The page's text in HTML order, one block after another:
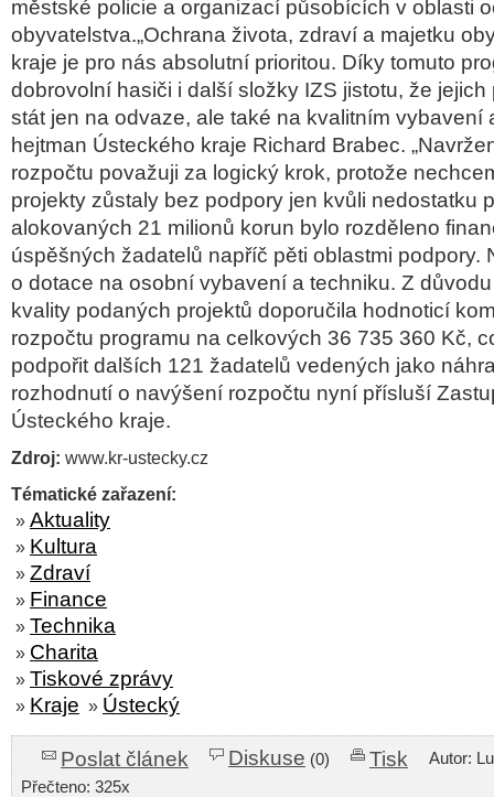
městské policie a organizací působících v oblasti
obyvatelstva.„Ochrana života, zdraví a majetku
kraje je pro nás absolutní prioritou. Díky tomuto
dobrovolní hasiči i další složky IZS jistotu, že
stát jen na odvaze, ale také na kvalitním vybavení
hejtman Ústeckého kraje Richard Brabec.
rozpočtu považuji za logický krok, protože
projekty zůstaly bez podpory jen kvůli nedostatku
alokovaných 21 milionů korun bylo rozděleno
úspěšných žadatelů napříč pěti oblastmi podpory.
o dotace na osobní vybavení a techniku. Z
kvality podaných projektů doporučila hodnoticí
rozpočtu programu na celkových 36 735 360 Kč,
podpořit dalších 121 žadatelů vedených jako
rozhodnutí o navýšení rozpočtu nyní přísluší
Ústeckého kraje.
Zdroj: www.kr-ustecky.cz
Tématické zařazení:
» Aktuality
» Kultura
» Zdraví
» Finance
» Technika
» Charita
» Tiskové zprávy
» Kraje » Ústecký
Poslat článek Diskuse (0) Tisk
Autor:
Přečteno: 325x